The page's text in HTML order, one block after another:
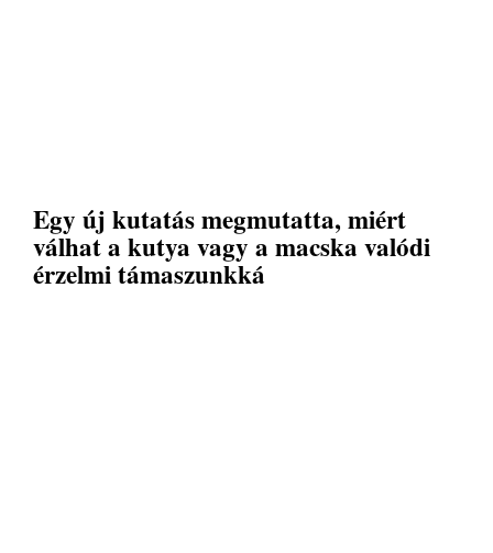
Egy új kutatás megmutatta, miért
válhat a kutya vagy a macska valódi
érzelmi támaszunkká